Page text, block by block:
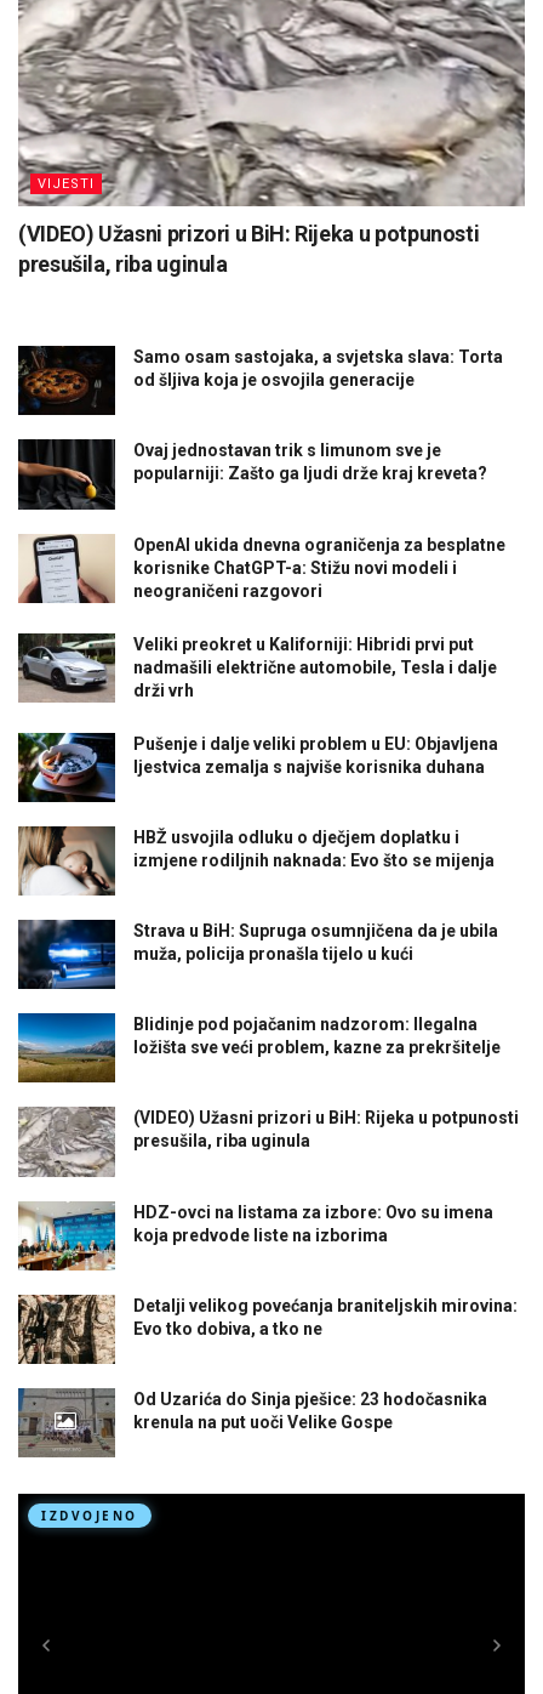
VIJESTI
(VIDEO) Užasni prizori u BiH: Rijeka u potpunosti
presušila, riba uginula
Samo osam sastojaka, a svjetska slava: Torta
od šljiva koja je osvojila generacije
Ovaj jednostavan trik s limunom sve je
popularniji: Zašto ga ljudi drže kraj kreveta?
OpenAI ukida dnevna ograničenja za besplatne
korisnike ChatGPT-a: Stižu novi modeli i
neograničeni razgovori
Veliki preokret u Kaliforniji: Hibridi prvi put
nadmašili električne automobile, Tesla i dalje
drži vrh
Pušenje i dalje veliki problem u EU: Objavljena
ljestvica zemalja s najviše korisnika duhana
HBŽ usvojila odluku o dječjem doplatku i
izmjene rodiljnih naknada: Evo što se mijenja
Strava u BiH: Supruga osumnjičena da je ubila
muža, policija pronašla tijelo u kući
Blidinje pod pojačanim nadzorom: Ilegalna
ložišta sve veći problem, kazne za prekršitelje
(VIDEO) Užasni prizori u BiH: Rijeka u potpunosti
presušila, riba uginula
HDZ-ovci na listama za izbore: Ovo su imena
koja predvode liste na izborima
Detalji velikog povećanja braniteljskih mirovina:
Evo tko dobiva, a tko ne
Od Uzarića do Sinja pješice: 23 hodočasnika
krenula na put uoči Velike Gospe